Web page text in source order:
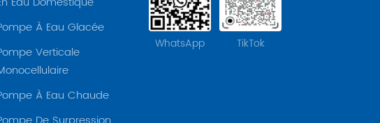
À Eau Glacée
Verticale
À Eau Chaude
WhatsApp TikTok